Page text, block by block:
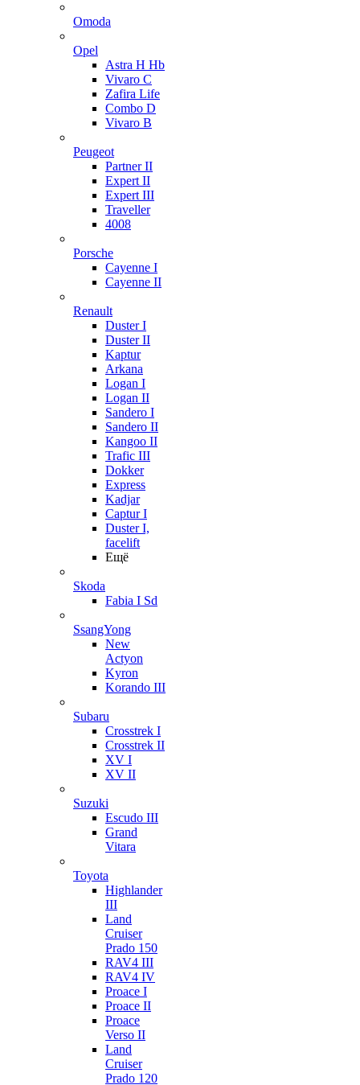
Omoda
Opel
Astra H Hb
Vivaro C
Zafira Life
Combo D
Vivaro B
Peugeot
Partner II
Expert II
Expert III
Traveller
4008
Porsche
Cayenne I
Cayenne II
Renault
Duster I
Duster II
Kaptur
Arkana
Logan I
Logan II
Sandero I
Sandero II
Kangoo II
Trafic III
Dokker
Express
Kadjar
Captur I
Duster I,
facelift
Ещё
Skoda
Fabia I Sd
SsangYong
New
Actyon
Kyron
Korando III
Subaru
Crosstrek I
Crosstrek II
XV I
XV II
Suzuki
Escudo III
Grand
Vitara
Toyota
Highlander
III
Land
Cruiser
Prado 150
RAV4 III
RAV4 IV
Proace I
Proace II
Proace
Verso II
Land
Cruiser
Prado 120